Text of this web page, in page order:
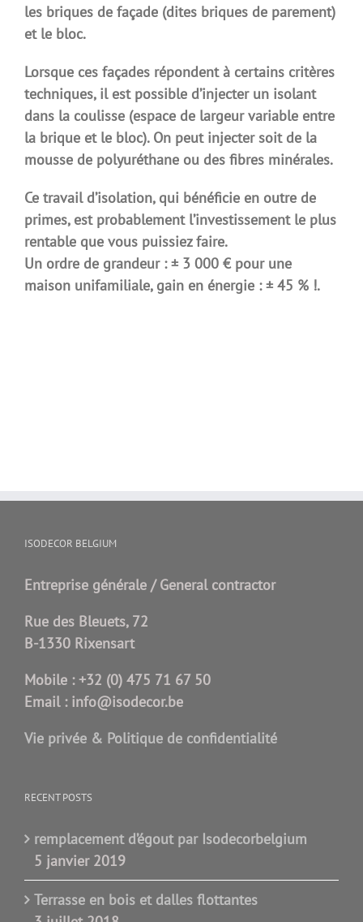
les briques de façade (dites briques de parement)
et le bloc.
Lorsque ces façades répondent à certains critères
techniques, il est possible d’injecter un isolant
dans la coulisse (espace de largeur variable entre
la brique et le bloc). On peut injecter soit de la
mousse de polyuréthane ou des fibres minérales.
Ce travail d’isolation, qui bénéficie en outre de
primes, est probablement l’investissement le plus
rentable que vous puissiez faire.
Un ordre de grandeur : ± 3 000 € pour une
maison unifamiliale, gain en énergie : ± 45 % !.
ISODECOR BELGIUM
Entreprise générale / General contractor
Rue des Bleuets, 72
B-1330 Rixensart
Mobile :+32 (0) 475 71 67 50
Email :info@isodecor.be
Vie privée & Politique de confidentialité
RECENT POSTS
remplacement d’égout par Isodecorbelgium
5 janvier 2019
Terrasse en bois et dalles flottantes